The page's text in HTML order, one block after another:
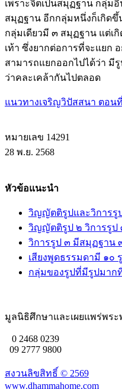
เพราะจิตเป็นสมุฏฐาน กลุ่ม
สมุฏฐาน อีกกลุ่มหนึ่งก็เกิดขึ้
กลุ่มเดียวมี ๓ สมุฏฐาน แต่เ
เท้า ซึ่งยากต่อการที่จะแยก
สามารถแยกออกไปได้ว่า มีรู
ว่าคละเคล้ากันไปตลอด
แนวทางเจริญวิปัสสนา ตอนที่
หมายเลข 14291
28 พ.ย. 2568
หัวข้อแนะนำ
วิญญัตติรูปและวิการรูป
วิญญัตติรูป ๒ วิการรูป
วิการรูป ๓ มีสมุฏฐาน
เสียงพูดธรรมดามี ๑๐
กลุ่มของรูปที่มีรูปมาก
มูลนิธิศึกษาและเผยแพร่พร
0 2468 0239
09 2777 9800
สงวนลิขสิทธิ์ © 2569
www.dhammahome.com